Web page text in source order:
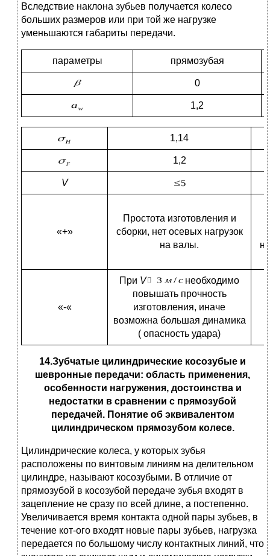
Вследствие наклона зубьев получается колесо
больших размеров или при той же нагрузке
уменьшаются габариты передачи.
параметры прямозубая
0
1,2
1,14
1,2
V
«+»
Простота изготовления и
сборки, нет осевых нагрузок
на валы.
«-«
При V
необходимо
повышать прочность
изготовления, иначе
возможна большая динамика
( опасность удара)
14.Зубчатые цилиндрические косозубые и
шевронные передачи: область применения,
особенности нагружения, достоинства и
недостатки в сравнении с прямозубой
передачей. Понятие об эквивалентом
цилиндрическом прямозубом колесе.
Цилиндрические колеса, у которых зубья
расположены по винтовым линиям на делительном
цилиндре, называют косозубыми. В отличие от
прямозубой в косозубой передаче зубья входят в
зацепление не сразу по всей длине, а постепенно.
Увеличивается время контакта одной пары зубьев, в
течение кот-ого входят новые пары зубьев, нагрузка
передается по большому числу контактных линий, что